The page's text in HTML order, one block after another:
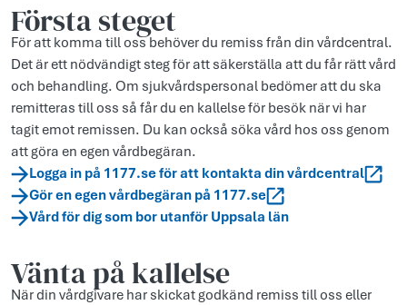
Första steget
För att komma till oss behöver du remiss från din vårdcentral.
Det är ett nödvändigt steg för att säkerställa att du får rätt vård
och behandling. Om sjukvårdspersonal bedömer att du ska
remitteras till oss så får du en kallelse för besök när vi har
tagit emot remissen. Du kan också söka vård hos oss genom
att göra en egen vårdbegäran.
Logga in på 1177.se för att kontakta din vårdcentral
Gör en egen vårdbegäran på 1177.se
Vård för dig som bor utanför Uppsala län
Vänta på kallelse
När din vårdgivare har skickat godkänd remiss till oss eller